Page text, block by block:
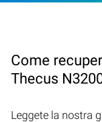
Come
Thecus
Leggete la nostra